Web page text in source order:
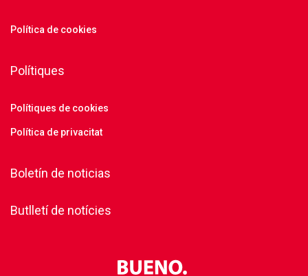
Política de cookies
Polítiques
Polítiques de cookies
Política de privacitat
Boletín de noticias
Butlletí de notícies